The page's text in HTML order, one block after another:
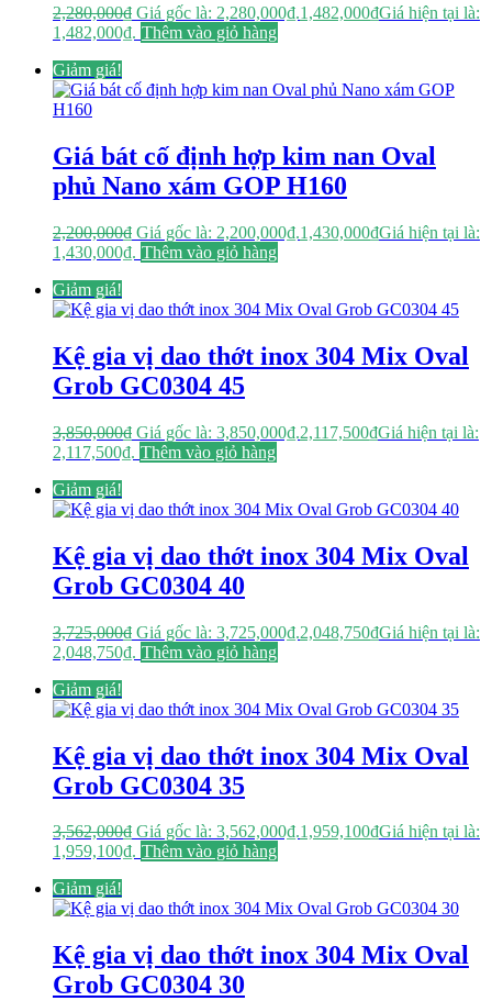
2,280,000₫ Giá gốc là: 2,280,000₫.1,482,000₫Giá hiện tại là:
1,482,000₫. Thêm vào giỏ hàng
Giảm giá!
Giá bát cố định hợp kim nan Oval
phủ Nano xám GOP H160
2,200,000₫ Giá gốc là: 2,200,000₫.1,430,000₫Giá hiện tại là:
1,430,000₫. Thêm vào giỏ hàng
Giảm giá!
Kệ gia vị dao thớt inox 304 Mix Oval
Grob GC0304 45
3,850,000₫ Giá gốc là: 3,850,000₫.2,117,500₫Giá hiện tại là:
2,117,500₫. Thêm vào giỏ hàng
Giảm giá!
Kệ gia vị dao thớt inox 304 Mix Oval
Grob GC0304 40
3,725,000₫ Giá gốc là: 3,725,000₫.2,048,750₫Giá hiện tại là:
2,048,750₫. Thêm vào giỏ hàng
Giảm giá!
Kệ gia vị dao thớt inox 304 Mix Oval
Grob GC0304 35
3,562,000₫ Giá gốc là: 3,562,000₫.1,959,100₫Giá hiện tại là:
1,959,100₫. Thêm vào giỏ hàng
Giảm giá!
Kệ gia vị dao thớt inox 304 Mix Oval
Grob GC0304 30